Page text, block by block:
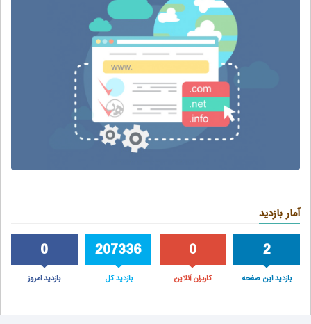
آمار بازدید
0
بازدید امروز
207336
بازدید کل
0
کاربران آنلاین
2
بازدید این صفحه